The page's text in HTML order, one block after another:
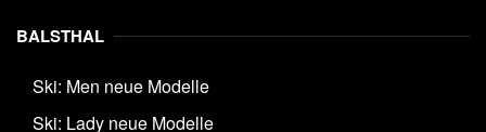
BALSTHAL
Ski: Men neue Modelle
Ski: Lady neue Modelle